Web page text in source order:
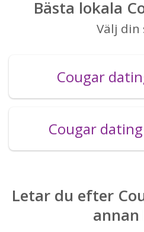
Bästa lokala
Välj din
Cougar
Cougar
Letar du efter
annan